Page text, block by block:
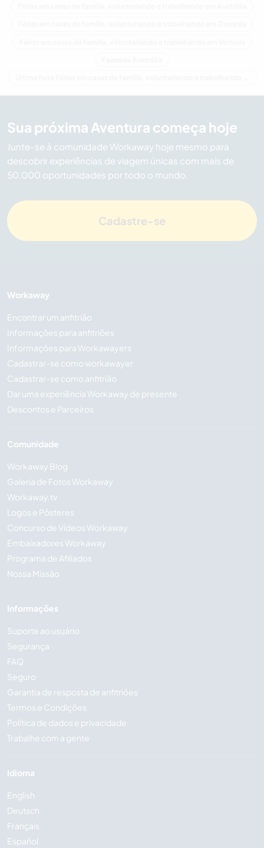
Sua próxima Aventura começa hoje
Junte-se à comunidade Workaway hoje mesmo para
descobrir experiências de viagem únicas com mais de
50.000 oportunidades por todo o mundo.
Cadastre-se
Workaway
Encontrar um anfitrião
Informações para anfitriões
Informações para Workawayers
Cadastrar-se como workawayer
Cadastrar-se como anfitrião
Dar uma experiência Workaway de presente
Descontos e Parceiros
Comunidade
Workaway Blog
Galeria de Fotos Workaway
Workaway.tv
Logos e Pôsteres
Concurso de Vídeos Workaway
Embaixadores Workaway
Programa de Afiliados
Nossa Missão
Informações
Suporte ao usuário
Segurança
FAQ
Seguro
Garantia de resposta de anfitriões
Termos e Condições
Política de dados e privacidade
Trabalhe com a gente
Idioma
English
Deutsch
Français
Español